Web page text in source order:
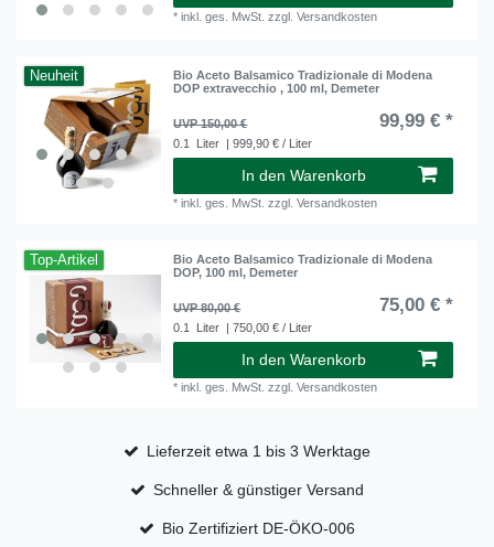
*inkl. ges. MwSt. zzgl.Versandkosten
Neuheit
Bio Aceto Balsamico Tradizionale di Modena
DOP extravecchio , 100 ml, Demeter
UVP 150,00 € 99,99 € *
0.1 Liter | 999,90 € / Liter
In den Warenkorb
*inkl. ges. MwSt. zzgl.Versandkosten
Top-Artikel
Bio Aceto Balsamico Tradizionale di Modena
DOP, 100 ml, Demeter
UVP 80,00 € 75,00 € *
0.1 Liter | 750,00 € / Liter
In den Warenkorb
*inkl. ges. MwSt. zzgl.Versandkosten
Lieferzeit etwa 1 bis 3 Werktage
Schneller & günstiger Versand
Bio Zertifiziert DE-ÖKO-006